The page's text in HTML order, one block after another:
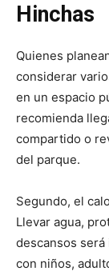
Hinchas
Quienes
considerar
en un espacio
recomienda
compartido o
del parque.
Segundo, el
Llevar agua,
descansos
con niños,